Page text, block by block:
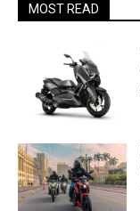
MOST READ